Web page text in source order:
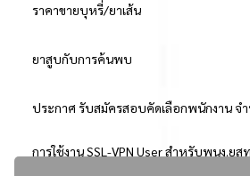
ราคาขายบุหรี่/ยาเส้น
ยาสูบกับการค้นพบ
ประกาศ รับสมัครสอบคัดเลือกพนักงาน จ
การใช้งาน SSL-VPN User สำหรับพนง.ยส